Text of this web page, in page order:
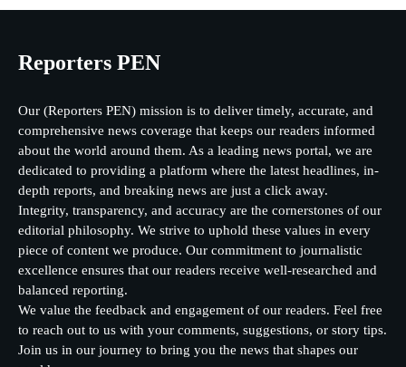
Reporters PEN
Our (Reporters PEN) mission is to deliver timely, accurate, and
comprehensive news coverage that keeps our readers informed
about the world around them. As a leading news portal, we are
dedicated to providing a platform where the latest headlines, in-
depth reports, and breaking news are just a click away.
Integrity, transparency, and accuracy are the cornerstones of our
editorial philosophy. We strive to uphold these values in every
piece of content we produce. Our commitment to journalistic
excellence ensures that our readers receive well-researched and
balanced reporting.
We value the feedback and engagement of our readers. Feel free
to reach out to us with your comments, suggestions, or story tips.
Join us in our journey to bring you the news that shapes our